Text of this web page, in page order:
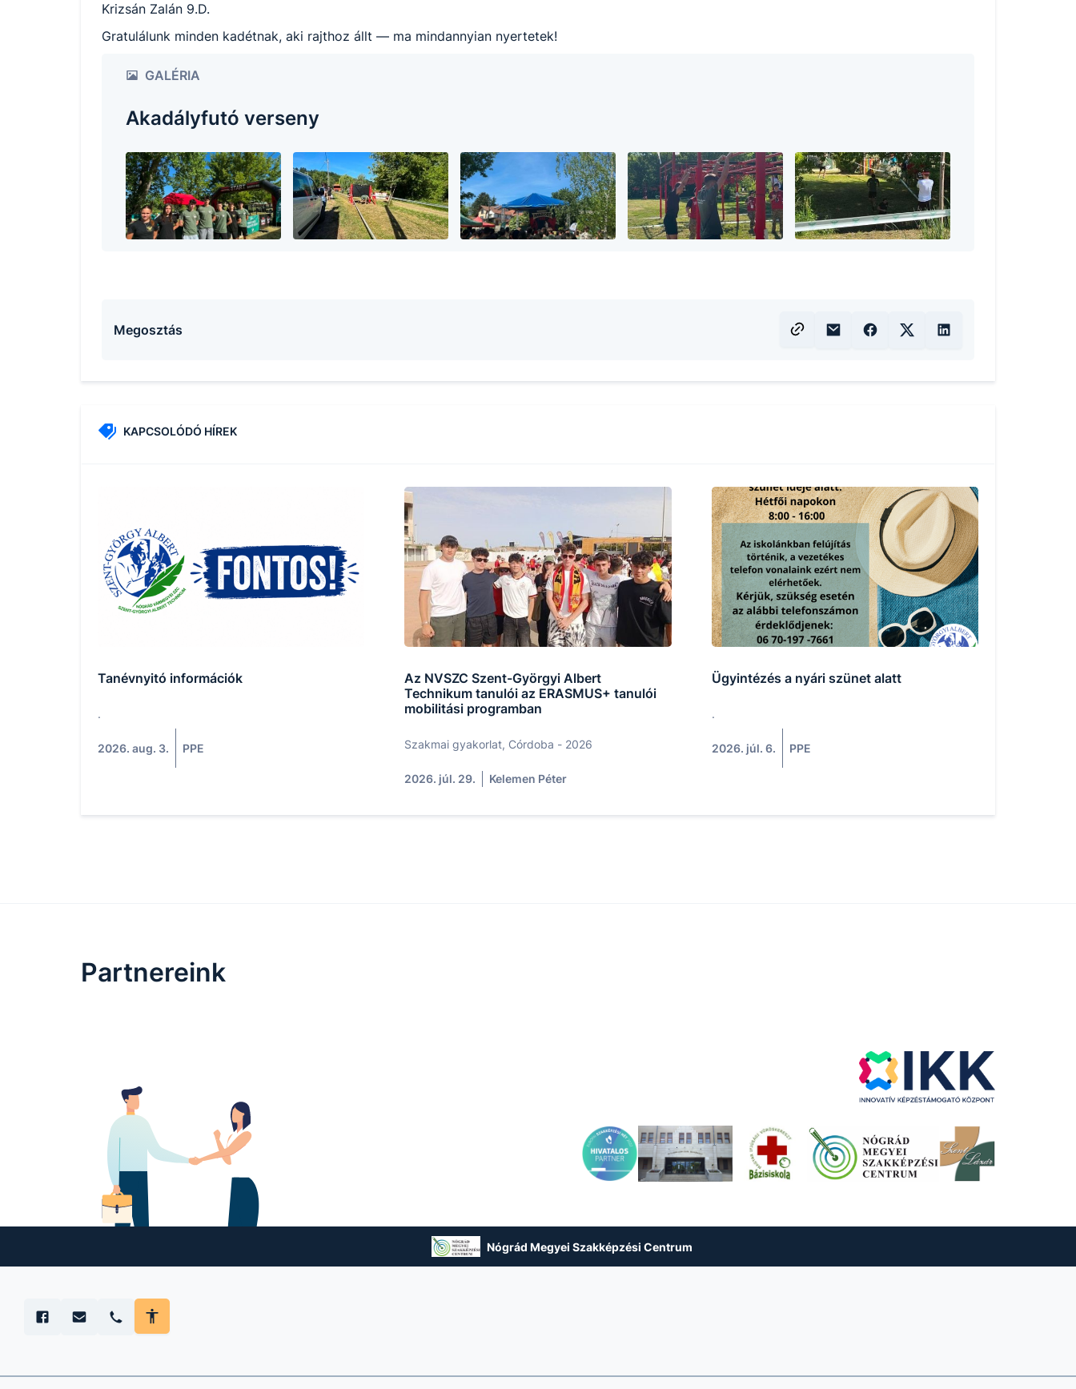
Krizsán Zalán 9.D.
Gratulálunk minden kadétnak, aki rajthoz állt — ma mindannyian nyertetek!
GALÉRIA
Akadályfutó verseny
Megosztás
KAPCSOLÓDÓ HÍREK
Tanévnyitó információk
.
2026. aug. 3. PPE
Az NVSZC Szent-Györgyi Albert
Technikum tanulói az ERASMUS+ tanulói
mobilitási programban
Szakmai gyakorlat, Córdoba - 2026
2026. júl. 29. Kelemen Péter
Ügyintézés a nyári szünet alatt
.
2026. júl. 6. PPE
Partnereink
Nógrád Megyei Szakképzési Centrum